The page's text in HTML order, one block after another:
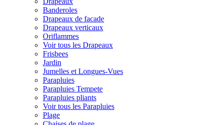
Banderoles
Drapeaux de facade
Drapeaux verticaux
Oriflammes
Voir tous les Drapeaux
Frisbees
Jardin
Jumelles et Longues-Vues
Parapluies
Parapluies Tempete
Parapluies pliants
Voir tous les Parapluies
Plage